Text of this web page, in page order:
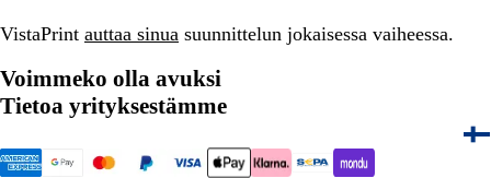
VistaPrint auttaa sinua suunnittelun jokaisessa vaiheessa.
Voimmeko olla avuksi
Tietoa yrityksestämme